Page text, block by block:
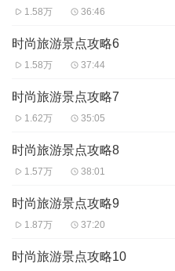
1.58万 36:46
时尚旅游景点攻略6
1.58万 37:44
时尚旅游景点攻略7
1.62万 35:05
时尚旅游景点攻略8
1.57万 38:01
时尚旅游景点攻略9
1.87万 37:20
时尚旅游景点攻略10